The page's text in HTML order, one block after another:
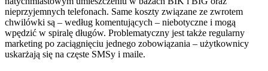
nieprzyjemnych telefonach. Same koszty związane ze zwrotem
chwilówki są – według komentujących – niebotyczne i mogą
wpędzić w spiralę długów. Problematyczny jest także regularny
marketing po zaciągnięciu jednego zobowiązania – użytkownicy
uskarżają się na częste SMSy i maile.